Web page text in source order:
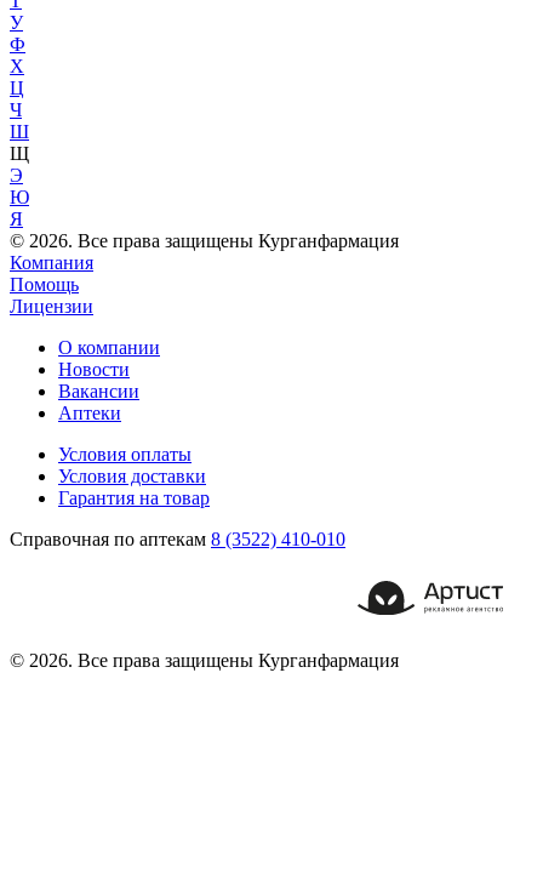
У
Ф
Х
Ц
Ч
Ш
Щ
Э
Ю
Я
© 2026. Все права защищены Курганфармация
Компания
Помощь
Лицензии
О компании
Новости
Вакансии
Аптеки
Условия оплаты
Условия доставки
Гарантия на товар
Справочная по аптекам 8 (3522) 410-010
© 2026. Все права защищены Курганфармация